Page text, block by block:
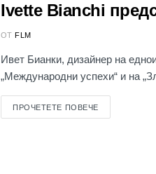
Ivette Bianchi
ОТ FLM
Ивет Бианки, дизайнер на
„Международни успехи“ и на
ПРОЧЕТЕТЕ ПОВЕЧЕ